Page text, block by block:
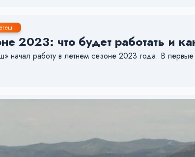
2023: что будет работать и
начал работу в летнем сезоне 2023 года. В